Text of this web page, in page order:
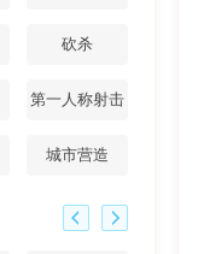
砍杀
第一人称射击
城市营造